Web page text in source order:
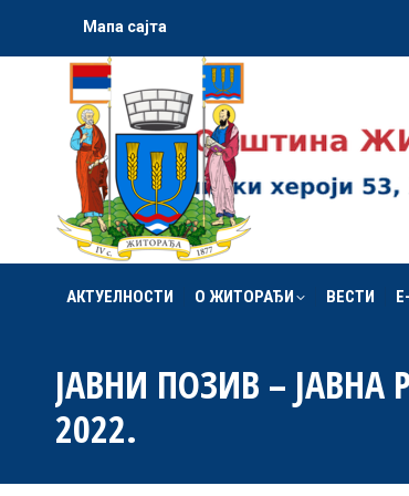
Мапа сајта
АКТУЕЛНОСТИ О ЖИТОРАЂИ ВЕСТИ
ЈАВНИ ПОЗИВ –
2022.
АКТУЕЛНОСТИ